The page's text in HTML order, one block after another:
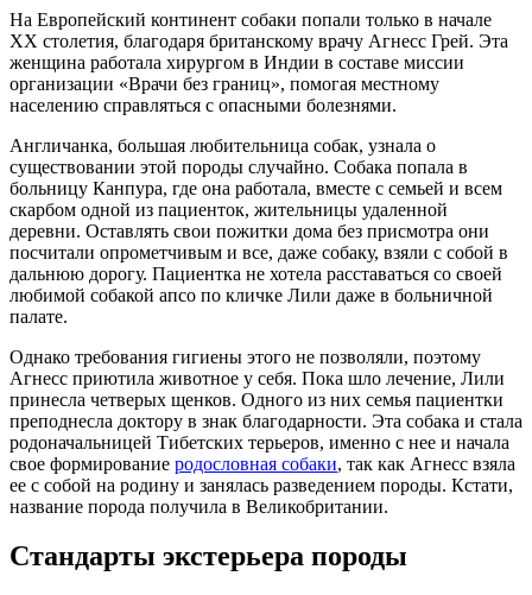
На Европейский континент собаки попали только в начале
ХХ столетия, благодаря британскому врачу Агнесс Грей. Эта
женщина работала хирургом в Индии в составе миссии
организации «Врачи без границ», помогая местному
населению справляться с опасными болезнями.
Англичанка, большая любительница собак, узнала о
существовании этой породы случайно. Собака попала в
больницу Канпура, где она работала, вместе с семьей и всем
скарбом одной из пациенток, жительницы удаленной
деревни. Оставлять свои пожитки дома без присмотра они
посчитали опрометчивым и все, даже собаку, взяли с собой в
дальнюю дорогу. Пациентка не хотела расставаться со своей
любимой собакой апсо по кличке Лили даже в больничной
палате.
Однако требования гигиены этого не позволяли, поэтому
Агнесс приютила животное у себя. Пока шло лечение, Лили
принесла четверых щенков. Одного из них семья пациентки
преподнесла доктору в знак благодарности. Эта собака и стала
родоначальницей Тибетских терьеров, именно с нее и начала
свое формирование родословная собаки, так как Агнесс взяла
ее с собой на родину и занялась разведением породы. Кстати,
название порода получила в Великобритании.
Стандарты экстерьера породы